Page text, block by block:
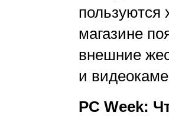
пользуются
магазине
внешние
и
PC Week: